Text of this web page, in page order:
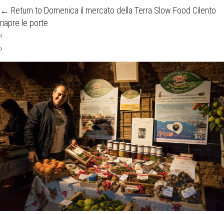
← Return to Domenica il mercato della Terra Slow Food Cilento
riapre le porte
‹
›